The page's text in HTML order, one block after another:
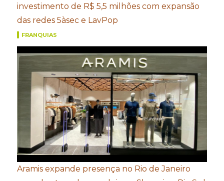
investimento de R$ 5,5 milhões com expansão
das redes 5àsec e LavPop
FRANQUIAS
Aramis expande presença no Rio de Janeiro